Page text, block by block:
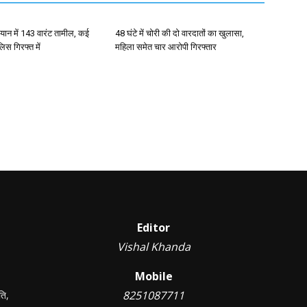
में 143 वारंट तामील, कई
गिरफ्त में
48 घंटे में चोरी की दो वारदातों का खुलासा,
महिला समेत चार आरोपी गिरफ्तार
Editor
Vishal Khanda
Mobile
8251087711